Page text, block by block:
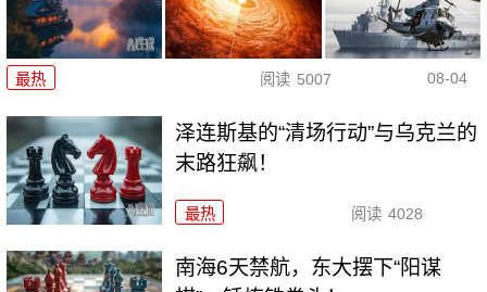
最热 阅读 5007 08-04
泽连斯基的“清场行动”与乌克兰的
末路狂飙！
最热 阅读 4028
南海6天禁航，东大摆下“阳谋